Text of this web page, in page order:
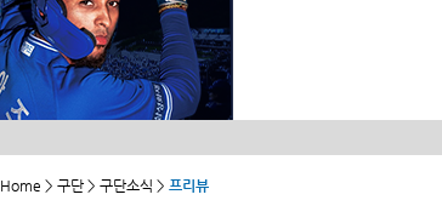
Home > 구단 > 구단소식 > 프리뷰